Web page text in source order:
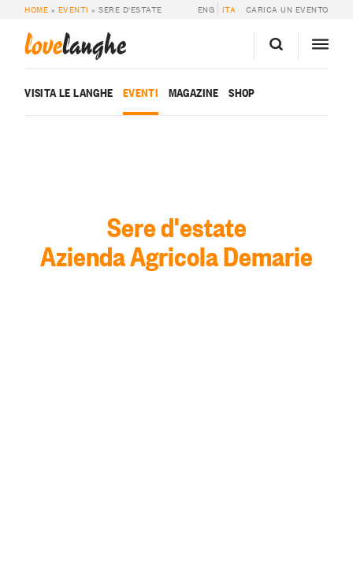
HOME » EVENTI »SERE D'ESTATE ENG ITA CARICA UN EVENTO
lovelanghe
VISITA LE LANGHE EVENTI MAGAZINE SHOP
Sere d'estate
Azienda Agricola Demarie